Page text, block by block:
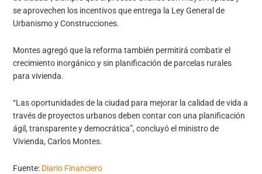
se aprovechen los incentivos que entrega la Ley General de
Urbanismo y Construcciones.
Montes agregó que la reforma también permitirá combatir el
crecimiento inorgánico y sin planificación de parcelas rurales
para vivienda.
“Las oportunidades de la ciudad para mejorar la calidad de vida a
través de proyectos urbanos deben contar con una planificación
ágil, transparente y democrática”, concluyó el ministro de
Vivienda, Carlos Montes.
Fuente: Diario Financiero